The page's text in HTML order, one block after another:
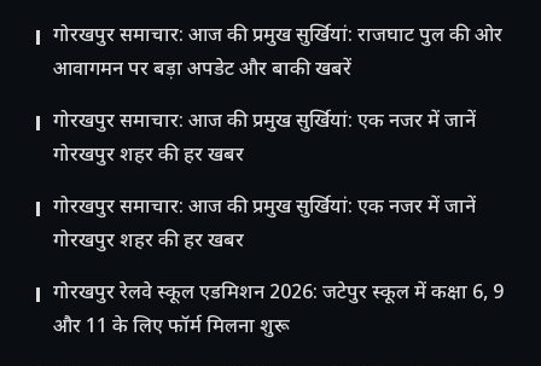
गोरखपुर समाचार: आज की प्रमुख सुर्खियां: राजघाट पुल की ओर
आवागमन पर बड़ा अपडेट और बाकी खबरें
गोरखपुर समाचार: आज की प्रमुख सुर्खियां: एक नजर में जानें
गोरखपुर शहर की हर खबर
गोरखपुर समाचार: आज की प्रमुख सुर्खियां: एक नजर में जानें
गोरखपुर शहर की हर खबर
गोरखपुर रेलवे स्कूल एडमिशन 2026: जटेपुर स्कूल में कक्षा 6, 9
और 11 के लिए फॉर्म मिलना शुरू